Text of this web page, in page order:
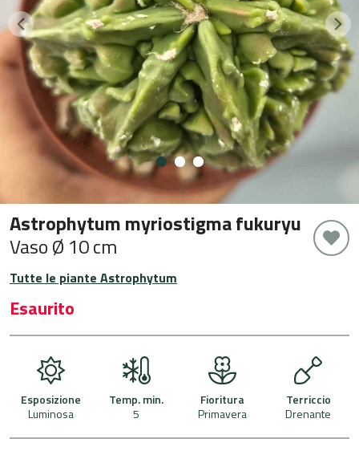
Astrophytum myriostigma fukuryu
Vaso Ø 10 cm
Tutte le piante Astrophytum
Esaurito
Esposizione
Luminosa
Temp. min.
5
Fioritura
Primavera
Terriccio
Drenante